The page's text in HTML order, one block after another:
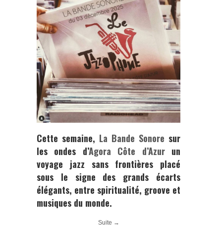
Cette semaine, La Bande Sonore sur
les ondes d’Agora Côte d’Azur un
voyage jazz sans frontières placé
sous le signe des grands écarts
élégants, entre spiritualité, groove et
musiques du monde.
Suite →